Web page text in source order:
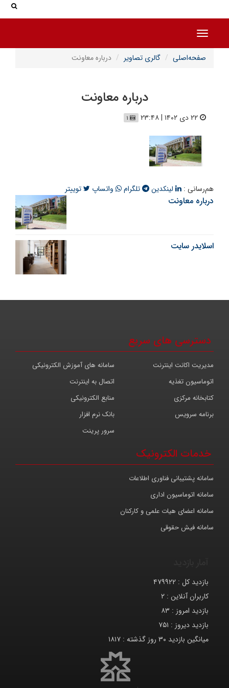
Toggle navigation
صفحه‌اصلی گالری تصاویر درباره معاونت
درباره معاونت
هم‌رسانی : لینکدین تلگرام واتساپ توییتر
درباره معاونت
اسلایدر سایت
دسترسی های سریع
سامانه های آموزش الکترونیکی
مدیریت اکانت اینترنت
اتصال به اینترنت
اتوماسیون تغذیه
منابع الکترونیکی
کتابخانه مرکزی
بانک نرم افزار
برنامه سرویس
سرور پرینت
خدمات الکترونیک
سامانه پشتیبانی فناوری اطلاعات
سامانه اتوماسیون اداری
سامانه اعضای هیات علمی و کارکنان
سامانه فیش حقوقی
بازدید کل : ۴۷۹۹۲۲
کاربران آنلاین : ۲
بازدید امروز : ۸۳
بازدید دیروز : ۷۵۱
میانگین بازدید ۳۰ روز گذشته :
۱۸۱۷